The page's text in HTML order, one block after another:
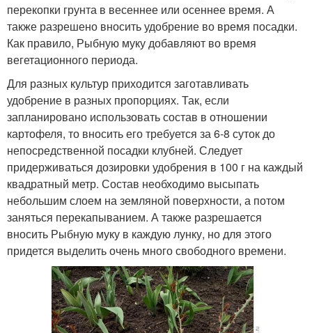
перекопки грунта в весеннее или осеннее время. А
также разрешено вносить удобрение во время посадки.
Как правило, Рыбную муку добавляют во время
вегетационного периода.
Для разных культур приходится заготавливать
удобрение в разных пропорциях. Так, если
запланировано использовать состав в отношении
картофеля, то вносить его требуется за 6-8 суток до
непосредственной посадки клубней. Следует
придерживаться дозировки удобрения в 100 г на каждый
квадратный метр. Состав необходимо высыпать
небольшим слоем на земляной поверхности, а потом
заняться перекапыванием. А также разрешается
вносить Рыбную муку в каждую лунку, но для этого
придется выделить очень много свободного времени.